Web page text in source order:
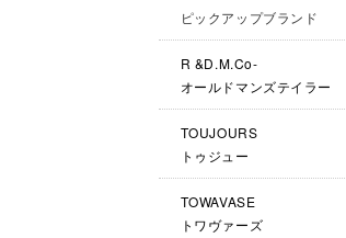
ピックアップブランド
R &D.M.Co-
オールドマンズテイラー
TOUJOURS
トゥジュー
TOWAVASE
トワヴァーズ